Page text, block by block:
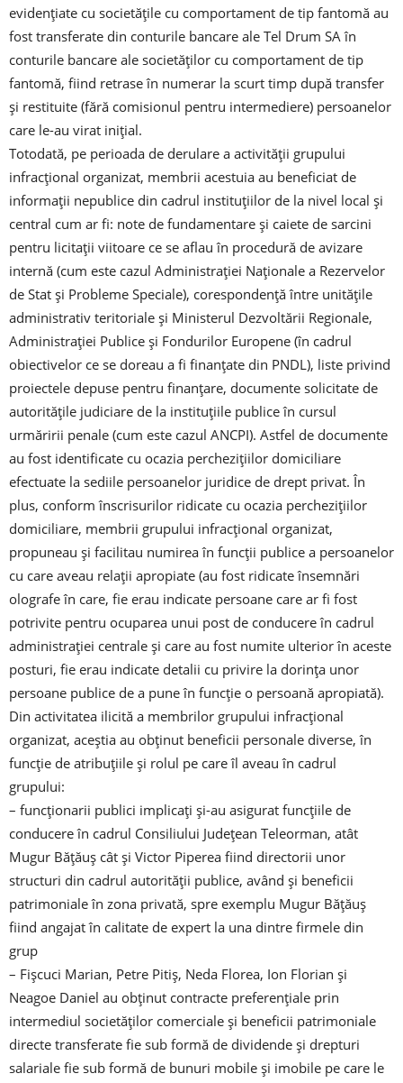
evidențiate cu societățile cu comportament de tip fantomă au
fost transferate din conturile bancare ale Tel Drum SA în
conturile bancare ale societăților cu comportament de tip
fantomă, fiind retrase în numerar la scurt timp după transfer
și restituite (fără comisionul pentru intermediere) persoanelor
care le-au virat inițial.
Totodată, pe perioada de derulare a activității grupului
infracțional organizat, membrii acestuia au beneficiat de
informații nepublice din cadrul instituțiilor de la nivel local și
central cum ar fi: note de fundamentare și caiete de sarcini
pentru licitații viitoare ce se aflau în procedură de avizare
internă (cum este cazul Administrației Naționale a Rezervelor
de Stat și Probleme Speciale), corespondență între unitățile
administrativ teritoriale și Ministerul Dezvoltării Regionale,
Administrației Publice și Fondurilor Europene (în cadrul
obiectivelor ce se doreau a fi finanțate din PNDL), liste privind
proiectele depuse pentru finanțare, documente solicitate de
autoritățile judiciare de la instituțiile publice în cursul
urmăririi penale (cum este cazul ANCPI). Astfel de documente
au fost identificate cu ocazia perchezițiilor domiciliare
efectuate la sediile persoanelor juridice de drept privat. În
plus, conform înscrisurilor ridicate cu ocazia perchezițiilor
domiciliare, membrii grupului infracțional organizat,
propuneau și facilitau numirea în funcții publice a persoanelor
cu care aveau relații apropiate (au fost ridicate însemnări
olografe în care, fie erau indicate persoane care ar fi fost
potrivite pentru ocuparea unui post de conducere în cadrul
administrației centrale și care au fost numite ulterior în aceste
posturi, fie erau indicate detalii cu privire la dorința unor
persoane publice de a pune în funcție o persoană apropiată).
Din activitatea ilicită a membrilor grupului infracțional
organizat, aceștia au obținut beneficii personale diverse, în
funcție de atribuțiile și rolul pe care îl aveau în cadrul
grupului:
– funcționarii publici implicați și-au asigurat funcțiile de
conducere în cadrul Consiliului Județean Teleorman, atât
Mugur Bățăuș cât și Victor Piperea fiind directorii unor
structuri din cadrul autorității publice, având și beneficii
patrimoniale în zona privată, spre exemplu Mugur Bățăuș
fiind angajat în calitate de expert la una dintre firmele din
grup
– Fișcuci Marian, Petre Pitiș, Neda Florea, Ion Florian și
Neagoe Daniel au obținut contracte preferențiale prin
intermediul societăților comerciale și beneficii patrimoniale
directe transferate fie sub formă de dividende și drepturi
salariale fie sub formă de bunuri mobile și imobile pe care le